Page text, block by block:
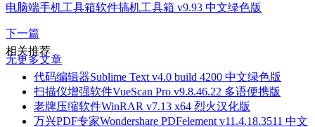
电脑端手机工具箱软件搞机工具箱 v9.93 中文绿色版
下一篇
无更多文章
相关推荐
代码编辑器Sublime Text v4.0 build 4200 中文绿色版
扫描仪增强软件VueScan Pro v9.8.46.22 多语便携版
老牌压缩软件WinRAR v7.13 x64 烈火汉化版
万兴PDF专家Wondershare PDFelement v11.4.18.3511 中文